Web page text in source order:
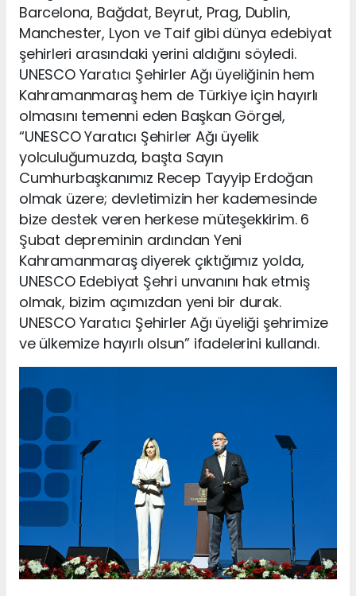
Barcelona, Bağdat, Beyrut, Prag, Dublin,
Manchester, Lyon ve Taif gibi dünya edebiyat
şehirleri arasındaki yerini aldığını söyledi.
UNESCO Yaratıcı Şehirler Ağı üyeliğinin hem
Kahramanmaraş hem de Türkiye için hayırlı
olmasını temenni eden Başkan Görgel,
“UNESCO Yaratıcı Şehirler Ağı üyelik
yolculuğumuzda, başta Sayın
Cumhurbaşkanımız Recep Tayyip Erdoğan
olmak üzere; devletimizin her kademesinde
bize destek veren herkese müteşekkirim. 6
Şubat depreminin ardından Yeni
Kahramanmaraş diyerek çıktığımız yolda,
UNESCO Edebiyat Şehri unvanını hak etmiş
olmak, bizim açımızdan yeni bir durak.
UNESCO Yaratıcı Şehirler Ağı üyeliği şehrimize
ve ülkemize hayırlı olsun” ifadelerini kullandı.